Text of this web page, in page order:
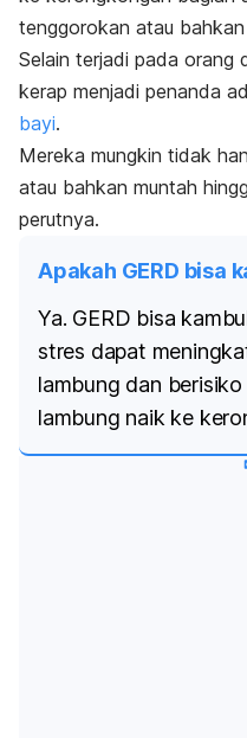
tenggorokan atau
Selain terjadi pada orang
kerap menjadi penanda
bayi.
Mereka mungkin tidak
atau bahkan muntah
perutnya.
Apakah GERD bisa
Ya. GERD bisa
stres dapat
lambung dan
lambung naik ke